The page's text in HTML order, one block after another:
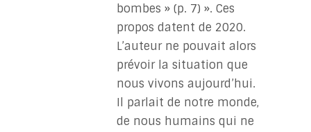
bombes » (p. 7) ». Ces
propos datent de 2020.
L’auteur ne pouvait alors
prévoir la situation que
nous vivons aujourd’hui.
Il parlait de notre monde,
de nous humains qui ne